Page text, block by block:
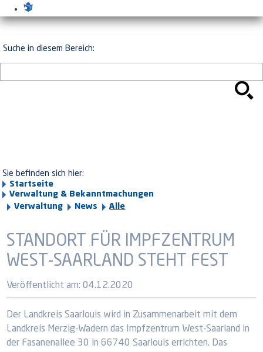
Suche in diesem Bereich:
Sie befinden sich hier:
Startseite
Verwaltung & Bekanntmachungen
Verwaltung
News Alle
STANDORT FÜR IMPFZENTRUM
WEST-SAARLAND STEHT FEST
Veröffentlicht am: 04.12.2020
Der Landkreis Saarlouis wird in Zusammenarbeit mit dem
Landkreis Merzig-Wadern das Impfzentrum West-Saarland in
der Fasanenallee 30 in 66740 Saarlouis errichten. Das